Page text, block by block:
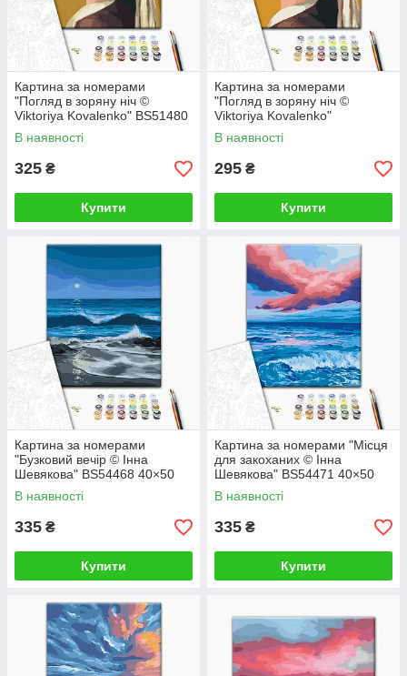
Картина за номерами
"Погляд в зоряну ніч ©
Viktoriya Kovalenko" BS51480
40×50 см
В наявності
325 ₴
Купити
Картина за номерами
"Погляд в зоряну ніч ©
Viktoriya Kovalenko"
RBS51480 30×40 см
В наявності
295 ₴
Купити
Картина за номерами
"Бузковий вечір © Інна
Шевякова" BS54468 40×50
см
В наявності
335 ₴
Купити
Картина за номерами "Місця
для закоханих © Інна
Шевякова" BS54471 40×50
см
В наявності
335 ₴
Купити